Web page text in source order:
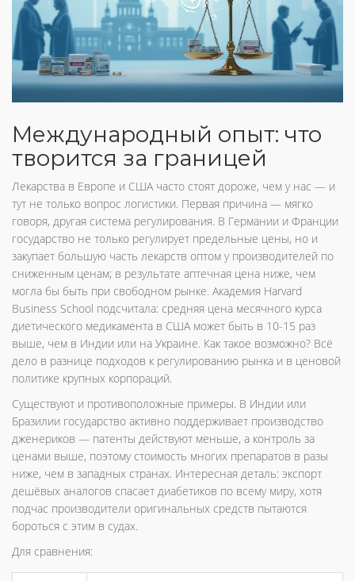
Международный опыт: что
творится за границей
Лекарства в Европе и США часто стоят дороже, чем у нас — и
тут не только вопрос логистики. Первая причина — мягко
говоря, другая система регулирования. В Германии и Франции
государство не только регулирует предельные цены, но и
закупает большую часть лекарств оптом у производителей по
сниженным ценам; в результате аптечная цена ниже, чем
могла бы быть при свободном рынке. Академия Harvard
Business School подсчитала: средняя цена месячного курса
диетического медикамента в США может быть в 10-15 раз
выше, чем в Индии или на Украине. Как такое возможно? Всё
дело в разнице подходов к регулированию рынка и в ценовой
политике крупных корпораций.
Существуют и противоположные примеры. В Индии или
Бразилии государство активно поддерживает производство
дженериков — патенты действуют меньше, а контроль за
ценами выше, поэтому стоимость многих препаратов в разы
ниже, чем в западных странах. Интересная деталь: экспорт
дешёвых аналогов спасает диабетиков по всему миру, хотя
подчас производители оригинальных средств пытаются
бороться с этим в судах.
Для сравнения: